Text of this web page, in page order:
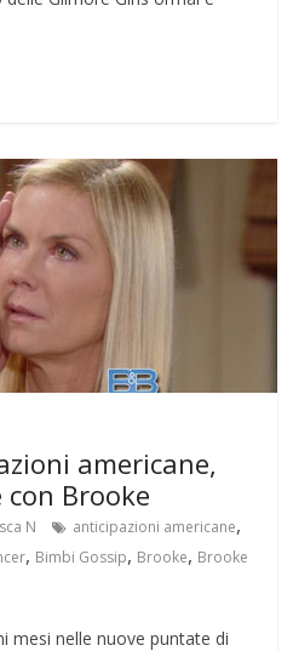
americane,
Brooke
N anticipazioni americane,
, Bimbi Gossip, Brooke, Brooke
mesi nelle nuove puntate di